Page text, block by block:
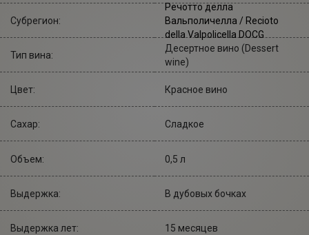
Субрегион:
Речотто делла
Вальполичелла / Recioto
della Valpolicella DOCG
Тип вина:
Десертное вино (Dessert
wine)
Цвет: Красное вино
Сахар: Сладкое
Объем: 0,5 л
Выдержка: В дубовых бочках
Выдержка лет: 15 месяцев